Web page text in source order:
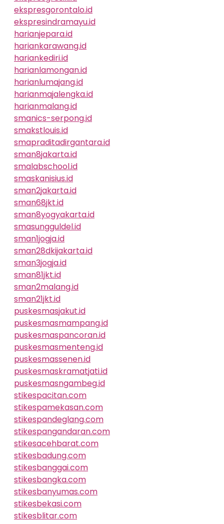
ekspresgorontalo.id
ekspresindramayu.id
harianjepara.id
hariankarawang.id
hariankediri.id
harianlamongan.id
harianlumajang.id
harianmajalengka.id
harianmalang.id
smanics-serpong.id
smakstlouis.id
smapraditadirgantara.id
sman8jakarta.id
smalabschool.id
smaskanisius.id
sman2jakarta.id
sman68jkt.id
sman8yogyakarta.id
smasungguldel.id
sman1jogja.id
sman28dkijakarta.id
sman3jogja.id
sman81jkt.id
sman2malang.id
sman21jkt.id
puskesmasjakut.id
puskesmasmampang.id
puskesmaspancoran.id
puskesmasmenteng.id
puskesmassenen.id
puskesmaskramatjati.id
puskesmasngambeg.id
stikespacitan.com
stikespamekasan.com
stikespandeglang.com
stikespangandaran.com
stikesacehbarat.com
stikesbadung.com
stikesbanggai.com
stikesbangka.com
stikesbanyumas.com
stikesbekasi.com
stikesblitar.com